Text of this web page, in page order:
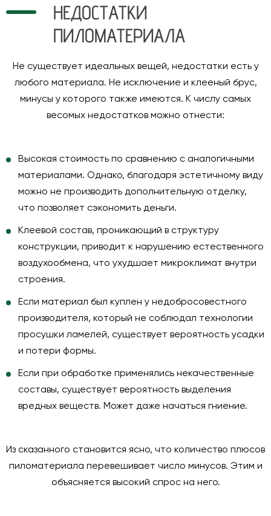
НЕДОСТАТКИ
ПИЛОМАТЕРИАЛА
Не существует идеальных вещей, недостатки есть у
любого материала. Не исключение и клееный брус,
минусы у которого также имеются. К числу самых
весомых недостатков можно отнести:
Высокая стоимость по сравнению с аналогичными
материалами. Однако, благодаря эстетичному виду
можно не производить дополнительную отделку,
что позволяет сэкономить деньги.
Клеевой состав, проникающий в структуру
конструкции, приводит к нарушению естественного
воздухообмена, что ухудшает микроклимат внутри
строения.
Если материал был куплен у недобросовестного
производителя, который не соблюдал технологии
просушки ламелей, существует вероятность усадки
и потери формы.
Если при обработке применялись некачественные
составы, существует вероятность выделения
вредных веществ. Может даже начаться гниение.
Из сказанного становится ясно, что количество плюсов
пиломатериала перевешивает число минусов. Этим и
объясняется высокий спрос на него.